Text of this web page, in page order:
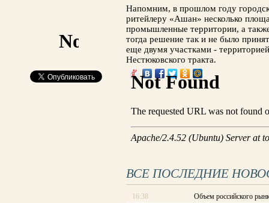
Напомним, в прошлом году
ритейлеру «Ашан» несколько
промышленные территории, а
тогда решение так и не было
еще двумя участками -
Нестюковского тракта.
ВСЕ ПОСЛЕДНИЕ
16:38
Объем российского